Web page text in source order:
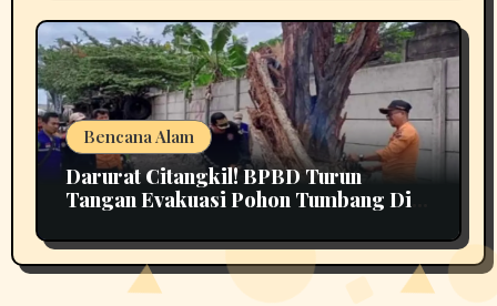
Bencana Alam
Darurat Citangkil! BPBD Turun
Tangan Evakuasi Pohon Tumbang Di